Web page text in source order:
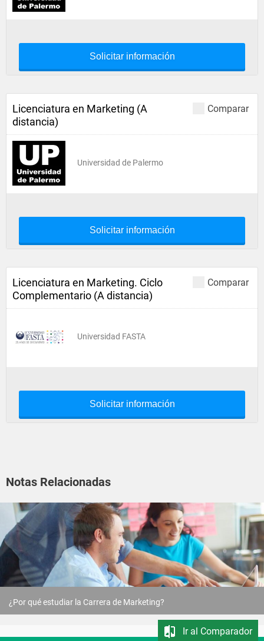
Solicitar información
Comparar
Licenciatura en Marketing (A
distancia)
Universidad de Palermo
Solicitar información
Comparar
Licenciatura en Marketing. Ciclo
Complementario (A distancia)
Universidad FASTA
Solicitar información
Notas Relacionadas
¿Por qué estudiar la Carrera de Marketing?
Ir al Comparador